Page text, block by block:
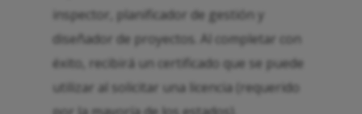
inspector, planificador de gestión y
diseñador de proyectos. Al completar con
éxito, recibirá un certificado que se puede
utilizar al solicitar una licencia (requerido